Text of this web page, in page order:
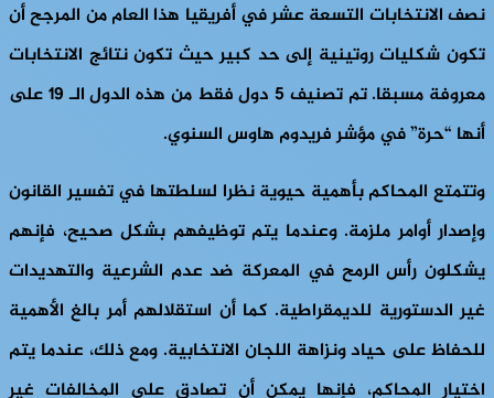
نصف الانتخابات التسعة عشر في أفريقيا هذا العام من المرجح أن
تكون شكليات روتينية إلى حد كبير حيث تكون نتائج الانتخابات
معروفة مسبقا. تم تصنيف 5 دول فقط من هذه الدول الـ 19 على
أنها “حرة” في مؤشر فريدوم هاوس السنوي.
وتتمتع المحاكم بأهمية حيوية نظرا لسلطتها في تفسير القانون
وإصدار أوامر ملزمة. وعندما يتم توظيفهم بشكل صحيح، فإنهم
يشكلون رأس الرمح في المعركة ضد عدم الشرعية والتهديدات
غير الدستورية للديمقراطية. كما أن استقلالهم أمر بالغ الأهمية
للحفاظ على حياد ونزاهة اللجان الانتخابية. ومع ذلك، عندما يتم
اختيار المحاكم، فإنها يمكن أن تصادق على المخالفات غير